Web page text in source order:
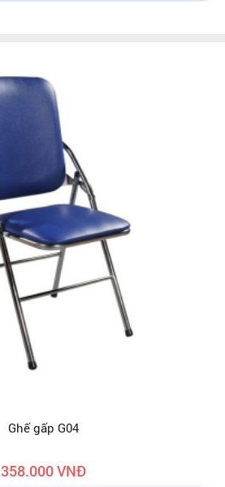
Ghế gấp G04
358.000 VNĐ